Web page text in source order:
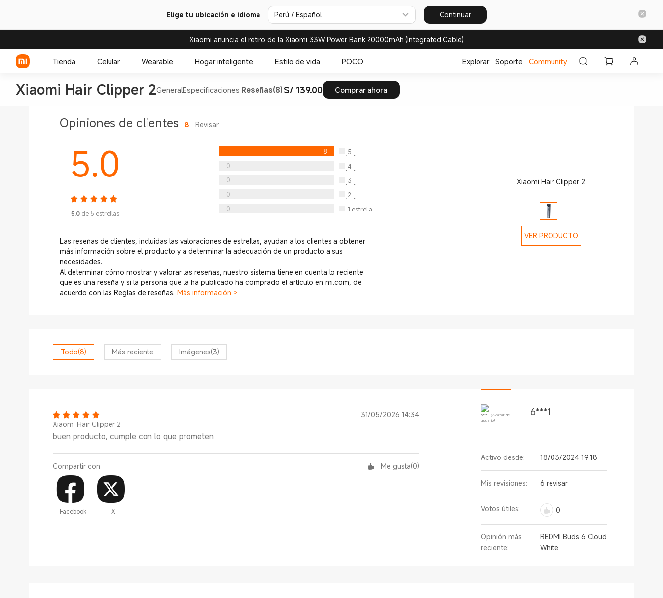
Elige tu ubicación e idioma Perú / Español Continuar
Xiaomi anuncia el retiro de la Xiaomi 33W Power Bank 20000mAh (Integrated Cable)
Tienda Celular Wearable
Over-ear headphone
Hogar inteligente Estilo de vida POCO Explorar Soporte Community
Xiaomi Hair Clipper 2GeneralEspecificaciones Reseñas(8)S/ 139.00 Comprar ahora
Opiniones de clientes 8 Revisar
5.0
5.0 de 5 estrellas
8 5
estrella
0
4
estrella
0
3
estrella
0
2
estrella
0
1 estrella
Las reseñas de clientes, incluidas las valoraciones de estrellas, ayudan a los clientes a obtener
más información sobre el producto y a determinar la adecuación de un producto a sus
necesidades.
Al determinar cómo mostrar y valorar las reseñas, nuestro sistema tiene en cuenta lo reciente
que es una reseña y si la persona que la ha publicado ha comprado el artículo en mi.com, de
acuerdo con las Reglas de reseñas. Más información >
Xiaomi Hair Clipper 2
VER PRODUCTO
Todo(8) Más reciente Imágenes(3)
31/05/2026 14:34
Xiaomi Hair Clipper 2
buen producto, cumple con lo que prometen
Compartir con
Facebook X
Me gusta(0)
6***1
Activo desde: 18/03/2024 19:18
Mis revisiones: 6 revisar
Votos útiles: 0
Opinión más
reciente:
REDMI Buds 6 Cloud
White